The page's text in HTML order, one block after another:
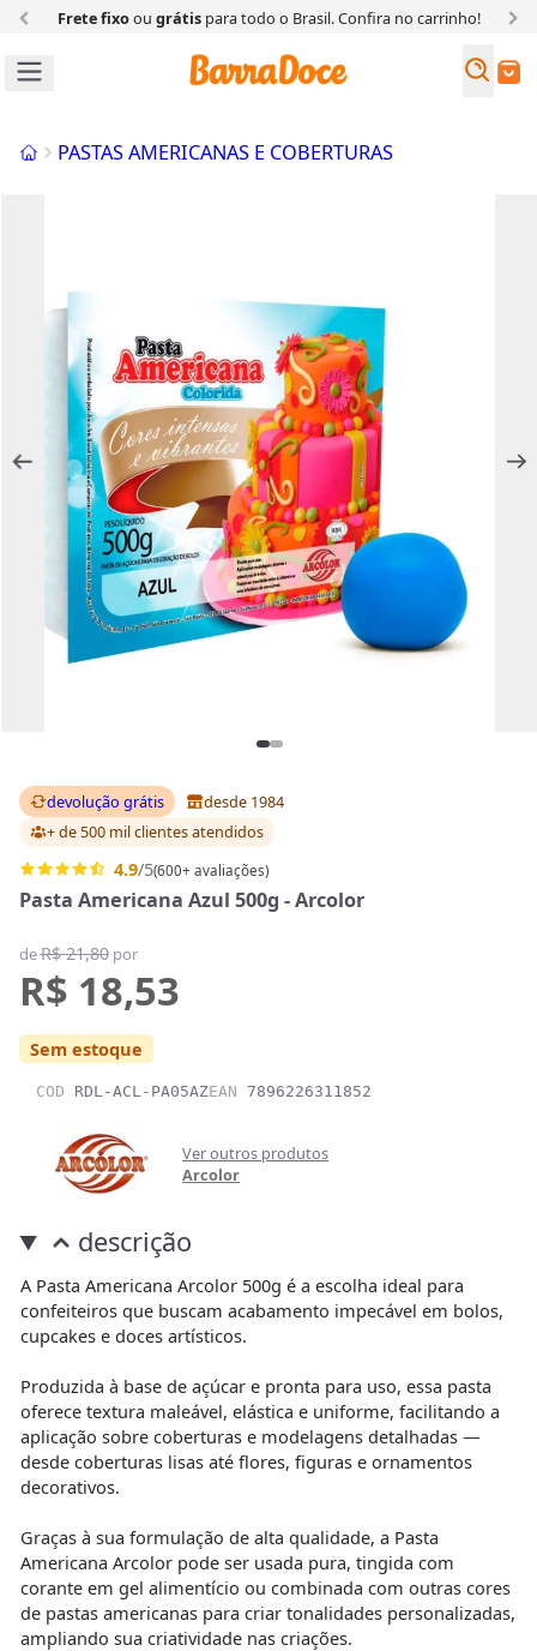
Frete fixoou grátispara todo o Brasil. Confira no carrinho!
Buscar
InícioPASTAS AMERICANAS E COBERTURAS
devolução grátis
desde 1984
+ de 500 mil clientesatendidos
4.9/5(600+ avaliações)
Pasta Americana Azul 500g - Arcolor
deR$ 21,80por
R$ 18,53
Sem estoque
COD RDL-ACL-PA05AZEAN 7896226311852
Ver outros produtos
Arcolor
descrição
A Pasta Americana Arcolor 500g é a escolha ideal para
confeiteiros que buscam acabamento impecável em bolos,
cupcakes e doces artísticos.
Produzida à base de açúcar e pronta para uso, essa pasta
oferece textura maleável, elástica e uniforme, facilitando a
aplicação sobre coberturas e modelagens detalhadas —
desde coberturas lisas até flores, figuras e ornamentos
decorativos.
Graças à sua formulação de alta qualidade, a Pasta
Americana Arcolor pode ser usada pura, tingida com
corante em gel alimentício ou combinada com outras cores
de pastas americanas para criar tonalidades personalizadas,
ampliando sua criatividade nas criações.